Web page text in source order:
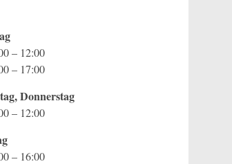
– 12:00
– 17:00
Donnerstag
– 12:00
– 16:00